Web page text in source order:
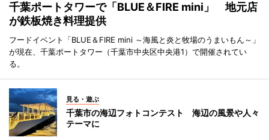
千葉ポートタワーで「BLUE＆FIRE mini」 地元店
が鉄板焼き料理提供
フードイベント「BLUE＆FIRE mini ～海風と炎と牧場のうまいもん～」
が現在、千葉ポートタワー（千葉市中央区中央港1）で開催されてい
る。
見る・遊ぶ
千葉市の海辺フォトコンテスト 海辺の風景や人々
テーマに